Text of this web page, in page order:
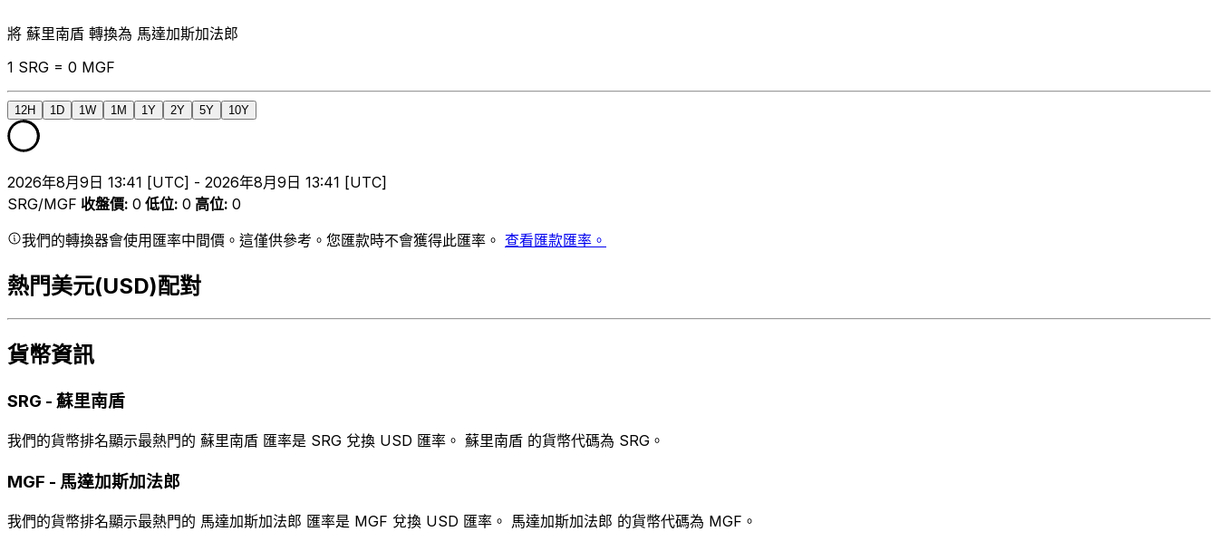
將 蘇里南盾 轉換為 馬達加斯加法郎
1 SRG = 0 MGF
12H 1D 1W 1M 1Y 2Y 5Y 10Y
2026年8月9日 13:41 [UTC] - 2026年8月9日 13:41 [UTC]
SRG/MGF 收盤價: 0 低位: 0 高位: 0
我們的轉換器會使用匯率中間價。這僅供參考。您匯款時不會獲得此匯率。 查看匯款匯率。
熱門美元(USD)配對
貨幣資訊
SRG - 蘇里南盾
我們的貨幣排名顯示最熱門的 蘇里南盾 匯率是 SRG 兌換 USD 匯率。 蘇里南盾 的貨幣代碼為 SRG。
MGF - 馬達加斯加法郎
我們的貨幣排名顯示最熱門的 馬達加斯加法郎 匯率是 MGF 兌換 USD 匯率。 馬達加斯加法郎 的貨幣代碼為 MGF。